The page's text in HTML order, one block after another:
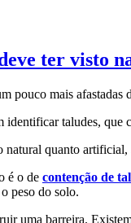
ter visto
pouco mais
taludes, que
quanto
é o de contenção de
peso do solo.
uma barreira.